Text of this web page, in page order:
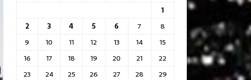
1
2
3 4 5 6 7
8
9
10 11 12 13 14
15
16
17 18 19 20 21
22
23
24 25 26 27 28
29